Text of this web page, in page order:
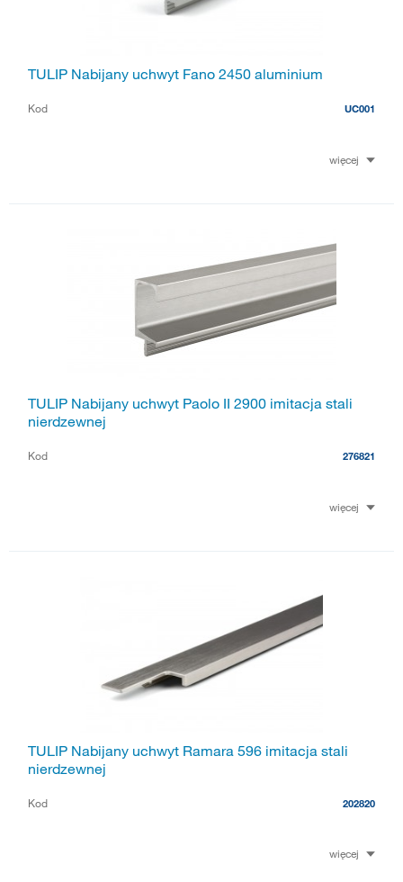
TULIP Nabijany uchwyt Fano 2450 aluminium
Kod UC001
więcej
TULIP Nabijany uchwyt Paolo II 2900 imitacja stali
nierdzewnej
Kod 276821
więcej
TULIP Nabijany uchwyt Ramara 596 imitacja stali
nierdzewnej
Kod 202820
więcej